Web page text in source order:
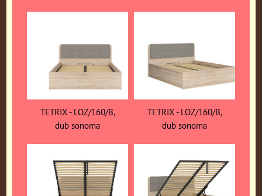
TETRIX - LOZ/160/B,
dub sonoma
TETRIX - LOZ/160/B,
dub sonoma